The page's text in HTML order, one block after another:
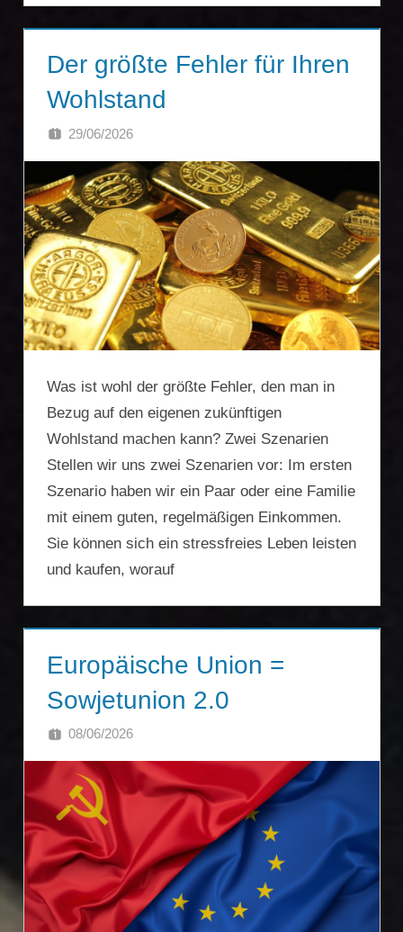
Der größte Fehler für Ihren
Wohlstand
29/06/2026
Was ist wohl der größte Fehler, den man in
Bezug auf den eigenen zukünftigen
Wohlstand machen kann? Zwei Szenarien
Stellen wir uns zwei Szenarien vor: Im ersten
Szenario haben wir ein Paar oder eine Familie
mit einem guten, regelmäßigen Einkommen.
Sie können sich ein stressfreies Leben leisten
und kaufen, worauf
Europäische Union =
Sowjetunion 2.0
08/06/2026